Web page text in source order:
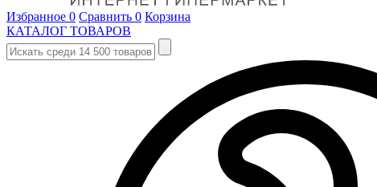
Избранное 0 Сравнить 0 Корзина
КАТАЛОГ ТОВАРОВ